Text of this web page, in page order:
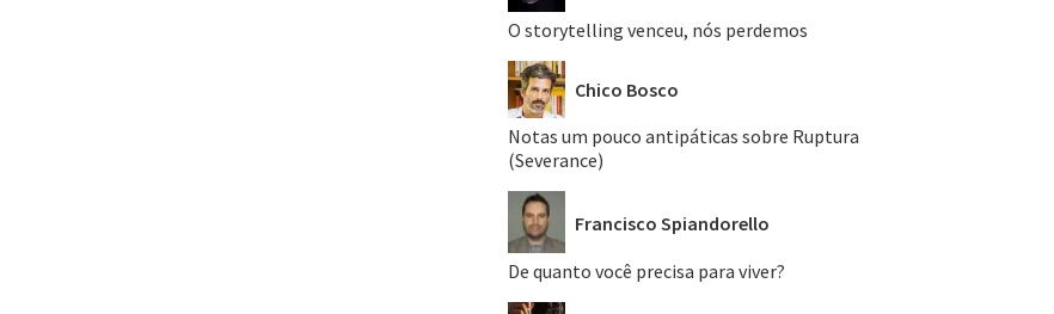
O storytelling venceu, nós perdemos
Chico Bosco
Notas um pouco antipáticas sobre Ruptura
(Severance)
Francisco Spiandorello
De quanto você precisa para viver?